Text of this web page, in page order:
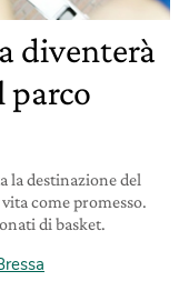
diventerà
parco
la destinazione del
come promesso.
di basket.